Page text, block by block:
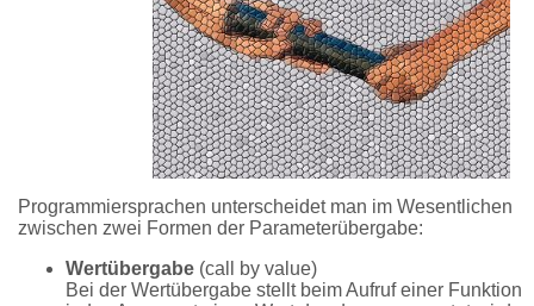
Programmiersprachen unterscheidet man im Wesentlichen
zwischen zwei Formen der Parameterübergabe:
Wertübergabe (call by value)
Bei der Wertübergabe stellt beim Aufruf einer Funktion